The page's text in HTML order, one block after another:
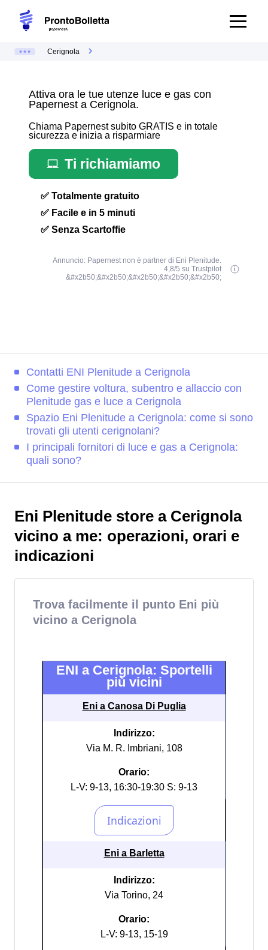
Cerignola
Attiva ora le tue utenze luce e gas con
Papernest a Cerignola.
Chiama Papernest subito GRATIS e in totale
sicurezza e inizia a risparmiare
Ti richiamiamo
✅ Totalmente gratuito
✅ Facile e in 5 minuti
✅ Senza Scartoffie
Annuncio: Papernest non è partner di Eni Plenitude.
4,8/5 su Trustpilot
&#x2b50;&#x2b50;&#x2b50;&#x2b50;&#x2b50;
Contatti ENI Plenitude a Cerignola
Come gestire voltura, subentro e allaccio con
Plenitude gas e luce a Cerignola
Spazio Eni Plenitude a Cerignola: come si sono
trovati gli utenti cerignolani?
I principali fornitori di luce e gas a Cerignola:
quali sono?
Eni Plenitude store a Cerignola
vicino a me: operazioni, orari e
indicazioni
Trova facilmente il punto Eni più
vicino a Cerignola
ENI a Cerignola: Sportelli
più vicini
Eni a Canosa Di Puglia
Indirizzo:
Via M. R. Imbriani, 108
Orario:
L-V: 9-13, 16:30-19:30 S: 9-13
Eni a Barletta
Indirizzo:
Via Torino, 24
Orario:
L-V: 9-13, 15-19